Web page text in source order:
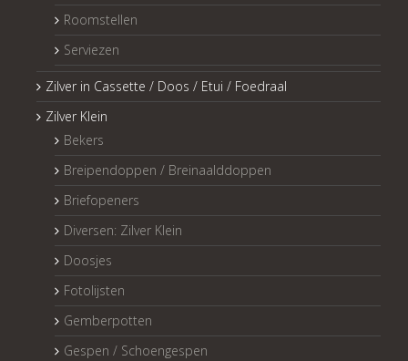
Roomstellen
Serviezen
Zilver in Cassette / Doos / Etui / Foedraal
Zilver Klein
Bekers
Breipendoppen / Breinaalddoppen
Briefopeners
Diversen: Zilver Klein
Doosjes
Fotolijsten
Gemberpotten
Gespen / Schoengespen